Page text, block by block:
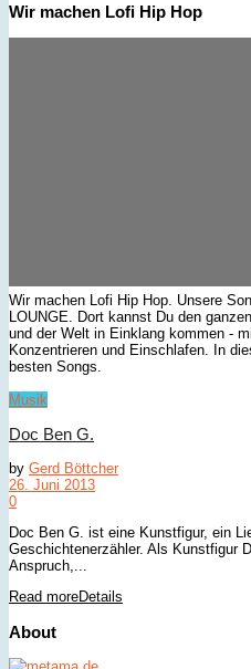
Wir machen Lofi Hip Hop
Wir machen Lofi Hip Hop. Unsere
LOUNGE. Dort kannst Du den
und der Welt in Einklang kommen -
Konzentrieren und Einschlafen. In
besten Songs.
Musik
Doc Ben G.
by Gerd Böttcher
26. Juni 2013
0
Doc Ben G. ist eine Kunstfigur, ein
Geschichtenerzähler. Als Kunstfigur
Anspruch,...
Read moreDetails
About